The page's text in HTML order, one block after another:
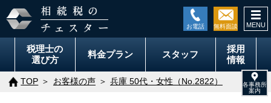
税理士の
選び方
料金プラン スタッフ
採用
情報
TOP お客様の声 兵庫 50代・女性（No.2822）